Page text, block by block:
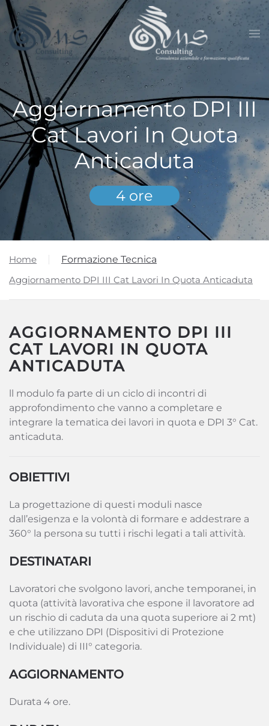
Skip to main content
Aggiornamento DPI III
Cat Lavori In Quota
Anticaduta
4 ore
Home
Formazione Tecnica
Aggiornamento DPI III Cat Lavori In Quota Anticaduta
AGGIORNAMENTO DPI III
CAT LAVORI IN QUOTA
ANTICADUTA
ll modulo fa parte di un ciclo di incontri di
approfondimento che vanno a completare e
integrare la tematica dei lavori in quota e DPI 3° Cat.
anticaduta.
OBIETTIVI
La progettazione di questi moduli nasce
dall’esigenza e la volontà di formare e addestrare a
360° la persona su tutti i rischi legati a tali attività.
DESTINATARI
Lavoratori che svolgono lavori, anche temporanei, in
quota (attività lavorativa che espone il lavoratore ad
un rischio di caduta da una quota superiore ai 2 mt)
e che utilizzano DPI (Dispositivi di Protezione
Individuale) di III° categoria.
AGGIORNAMENTO
Durata 4 ore.